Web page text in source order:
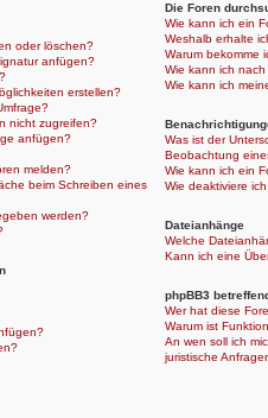
oder löschen?
anfügen?
erstellen?
nicht zugreifen?
anfügen?
melden?
beim Schreiben eines
werden?
Die Foren
Wie kann ich ein
Weshalb erhalte
Warum bekomme
Wie kann ich
Wie kann ich
Was ist der
Beobachtung
Wie kann ich ein
Wie deaktiviere
Dateianhänge
Welche
Kann ich eine
phpBB3
Wer hat diese
Warum ist
An wen soll ich
juristische